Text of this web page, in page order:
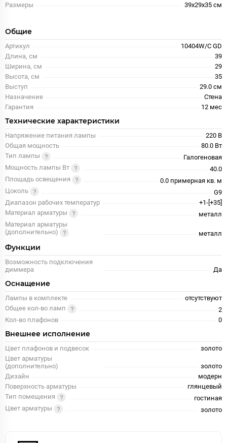
Размеры
39x29x35 см
Общие
Артикул
10404W/C GD
Длина, см
39
Ширина, см
29
Высота, см
35
Выступ
29.0 см
Назначение
Стена
Гарантия
12 меc
Технические характеристики
Напряжение питания лампы
220 В
Общая мощность
80.0 Вт
Тип лампы
Галогеновая
Мощность лампы Вт
40.0
Площадь освещения
0.0 примерная кв. м
Цоколь
G9
Диапазон рабочих температур
+1-[+35]
Материал арматуры
металл
Материал арматуры
(дополнительно)
металл
Функции
Возможность подключения
диммера
Да
Оснащение
Лампы в комплекте
отсутствуют
Общее кол-во ламп
2
Кол-во плафонов
0
Внешнее исполнение
Цвет плафонов и подвесок
золото
Цвет арматуры
(дополнительно)
золото
Дизайн
модерн
Поверхность арматуры
глянцевый
Тип помещения
гостиная
Цвет арматуры
золото